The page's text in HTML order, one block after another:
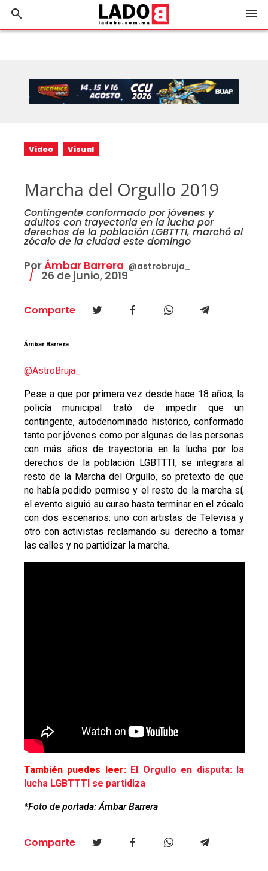
search menu
Video Visual
Marcha del Orgullo 2019
Contingente conformado por jóvenes y
adultos con trayectoria en la lucha por
derechos de la población LGBTTTI, marchó al
zócalo de la ciudad este domingo
PorÁmbar Barrera @astrobruja_
26 de junio, 2019
Comparte
Ámbar Barrera
@AstroBruja_
Pese a que por primera vez desde hace 18 años, la
policía municipal trató de impedir que un
contingente, autodenominado histórico, conformado
tanto por jóvenes como por algunas de las personas
con más años de trayectoria en la lucha por los
derechos de la población LGBTTTI, se integrara al
resto de la Marcha del Orgullo, so pretexto de que
no había pedido permiso y el resto de la marcha sí,
el evento siguió su curso hasta terminar en el zócalo
con dos escenarios: uno con artistas de Televisa y
otro con activistas reclamando su derecho a tomar
las calles y no partidizar la marcha.
También puedes leer: El Orgullo en disputa: la
lucha LGBTTTI se partidiza
*Foto de portada: Ámbar Barrera
Comparte